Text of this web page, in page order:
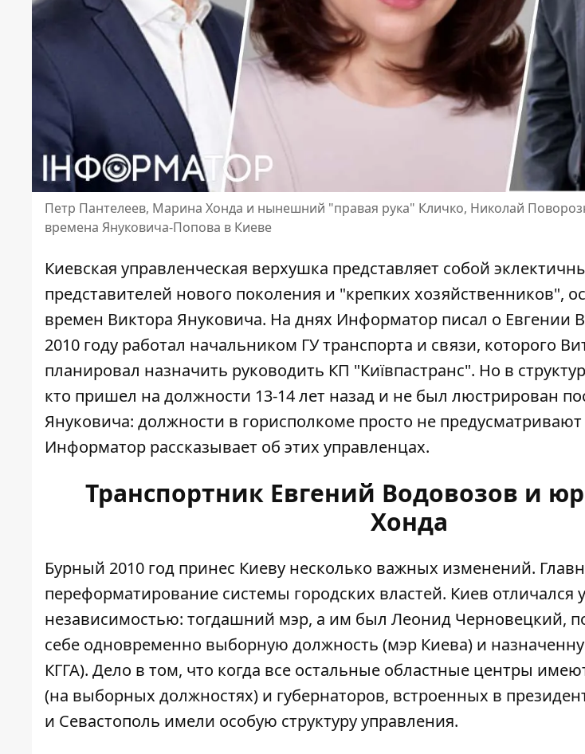
Петр Пантелеев, Марина Хонда и нынешний "правая рука" Кличко, Николай
времена Януковича-Попова в Киеве
Киевская управленческая верхушка представляет собой
представителей нового поколения и "крепких хозяйственников",
времен Виктора Януковича. На днях Информатор писал о Евгении
2010 году работал начальником ГУ транспорта и связи, которого
планировал назначить руководить КП "Київпастранс". Но в
кто пришел на должности 13-14 лет назад и не был люстрирован
Януковича: должности в горисполкоме просто не
Информатор рассказывает об этих управленцах.
Транспортник Евгений Водовозов и
Хонда
Бурный 2010 год принес Киеву несколько важных изменений.
переформатирование системы городских властей. Киев отличался
независимостью: тогдашний мэр, а им был Леонид Черновецкий,
себе одновременно выборную должность (мэр Киева) и
КГГА). Дело в том, что когда все остальные областные центры
(на выборных должностях) и губернаторов, встроенных в
и Севастополь имели особую структуру управления.